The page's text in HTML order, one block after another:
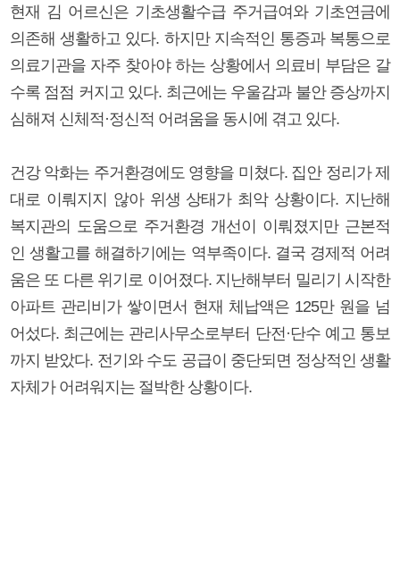
현재 김 어르신은 기초생활수급 주거급여와 기초연금에
의존해 생활하고 있다. 하지만 지속적인 통증과 복통으로
의료기관을 자주 찾아야 하는 상황에서 의료비 부담은 갈
수록 점점 커지고 있다. 최근에는 우울감과 불안 증상까지
심해져 신체적·정신적 어려움을 동시에 겪고 있다.
건강 악화는 주거환경에도 영향을 미쳤다. 집안 정리가 제
대로 이뤄지지 않아 위생 상태가 최악 상황이다. 지난해
복지관의 도움으로 주거환경 개선이 이뤄졌지만 근본적
인 생활고를 해결하기에는 역부족이다. 결국 경제적 어려
움은 또 다른 위기로 이어졌다. 지난해부터 밀리기 시작한
아파트 관리비가 쌓이면서 현재 체납액은 125만 원을 넘
어섰다. 최근에는 관리사무소로부터 단전·단수 예고 통보
까지 받았다. 전기와 수도 공급이 중단되면 정상적인 생활
자체가 어려워지는 절박한 상황이다.